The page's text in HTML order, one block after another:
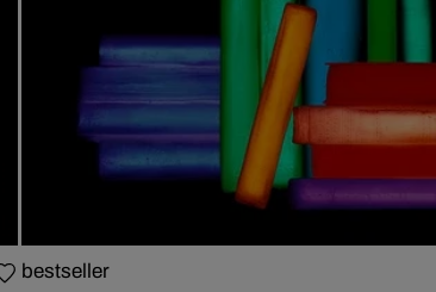
bestseller